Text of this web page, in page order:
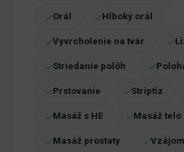
Orál Hlboký orál
Vyvrcholenie na tvár
Striedanie polôh
Prstovanie Striptíz
Masáž s HE Masáž telo
Masáž prostaty